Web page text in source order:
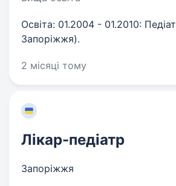
Освіта: 01.2004 - 01.2010:
Запоріжжя).
2 місяці тому
Лікар-педіатр
Запоріжжя